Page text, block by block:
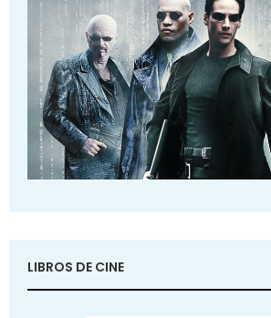
LIBROS DE CINE